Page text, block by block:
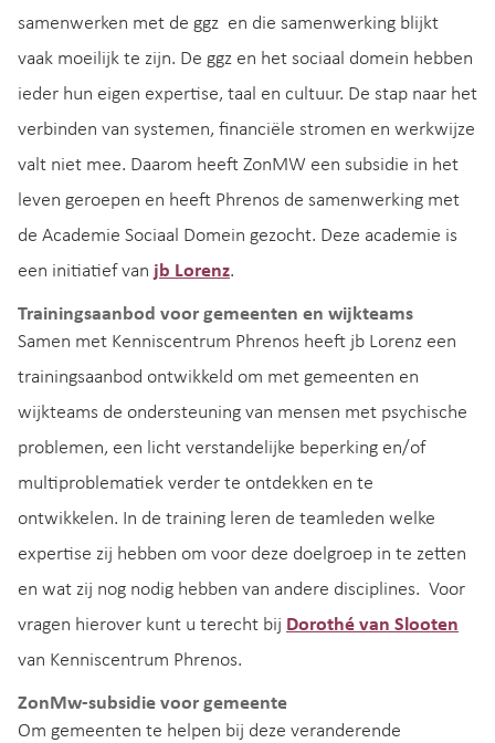
samenwerken met de ggz en die samenwerking blijkt
vaak moeilijk te zijn. De ggz en het sociaal domein hebben
ieder hun eigen expertise, taal en cultuur. De stap naar het
verbinden van systemen, financiële stromen en werkwijze
valt niet mee. Daarom heeft ZonMW een subsidie in het
leven geroepen en heeft Phrenos de samenwerking met
de Academie Sociaal Domein gezocht. Deze academie is
een initiatief van jb Lorenz.
Trainingsaanbod voor gemeenten en wijkteams
Samen met Kenniscentrum Phrenos heeft jb Lorenz een
trainingsaanbod ontwikkeld om met gemeenten en
wijkteams de ondersteuning van mensen met psychische
problemen, een licht verstandelijke beperking en/of
multiproblematiek verder te ontdekken en te
ontwikkelen. In de training leren de teamleden welke
expertise zij hebben om voor deze doelgroep in te zetten
en wat zij nog nodig hebben van andere disciplines. Voor
vragen hierover kunt u terecht bij Dorothé van Slooten
van Kenniscentrum Phrenos.
ZonMw-subsidie voor gemeente
Om gemeenten te helpen bij deze veranderende